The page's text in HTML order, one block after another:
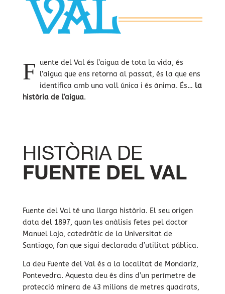
F uente del Val és l’aigua de tota la vida, és
l’aigua que ens retorna al passat, és la que ens
identifica amb una vall única i és ànima. És… la
història de l’aigua.
HISTÒRIA DE
FUENTE DEL VAL
Fuente del Val té una llarga història. El seu origen
data del 1897, quan les anàlisis fetes pel doctor
Manuel Lojo, catedràtic de la Universitat de
Santiago, fan que sigui declarada d’utilitat pública.
La deu Fuente del Val és a la localitat de Mondariz,
Pontevedra. Aquesta deu és dins d’un perímetre de
protecció minera de 43 milions de metres quadrats,